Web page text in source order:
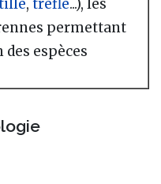
, trèfle...), les
permettant
espèces